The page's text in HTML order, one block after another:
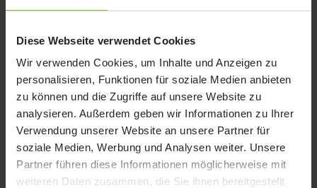
Diese Webseite verwendet Cookies
Wir verwenden Cookies, um Inhalte und Anzeigen zu
personalisieren, Funktionen für soziale Medien anbieten
zu können und die Zugriffe auf unsere Website zu
analysieren. Außerdem geben wir Informationen zu Ihrer
Verwendung unserer Website an unsere Partner für
soziale Medien, Werbung und Analysen weiter. Unsere
Partner führen diese Informationen möglicherweise mit
weiteren Daten zusammen, die Sie ihnen bereitgestellt
LaCie Rugged
Mac Pro
Mac Studio
MacBook
MacBook Air
M1
MacBook Air 13"